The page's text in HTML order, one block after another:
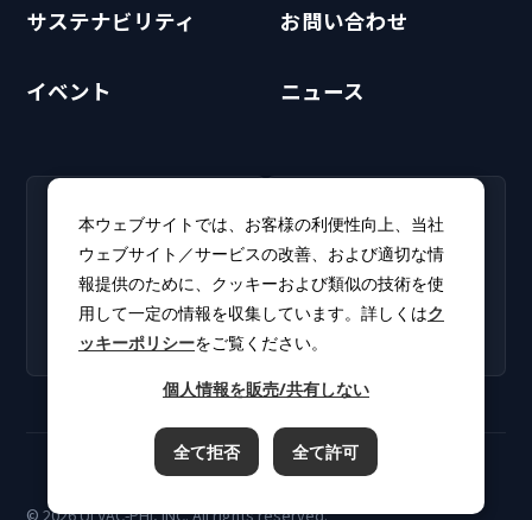
サステナビリティ お問い合わせ
イベント ニュース
採用情報
新卒・キャリア採用情報を
掲載しています。
CLUB PHI（会員専
用）
ソフトウェアアップデート
やカタログをダウンロー
ド。
© 2026 ULVAC-PHI, INC. All rights reserved.
本ウェブサイトでは、お客様の利便性向上、当社
ウェブサイト／サービスの改善、および適切な情
報提供のために、クッキーおよび類似の技術を使
用して一定の情報を収集しています。詳しくはク
ッキーポリシーをご覧ください。
個人情報を販売/共有しない
全て拒否 全て許可